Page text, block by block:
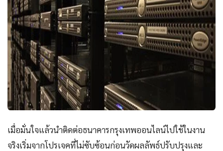
เมื่อมั่นใจแล้วนำติดต่อธนาคารกรุงเทพออนไลน์ไปใช้ในงาน
จริงเริ่มจากโปรเจคที่ไม่ซับซ้อนก่อนวัดผลลัพธ์ปรับปรุงและ